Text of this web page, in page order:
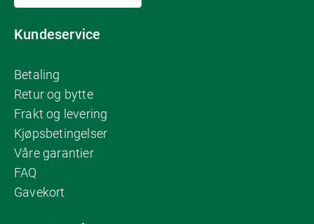
Kundeservice
Betaling
Retur og bytte
Frakt og levering
Kjøpsbetingelser
Våre garantier
FAQ
Gavekort